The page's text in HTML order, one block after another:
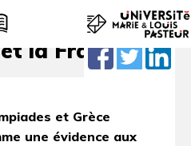
tout flamme
la France
et Grèce
une évidence aux